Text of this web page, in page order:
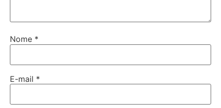
Nome *
E-mail *